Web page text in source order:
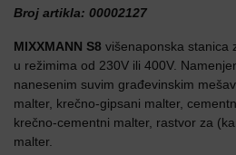
Broj artikla: 00002127
MIXXMANN S8 višenaponska stanica
u režimima od 230V ili 400V.
nanesenim suvim građevinskim
malter, krečno-gipsani malter,
krečno-cementni malter, rastvor za
malter.